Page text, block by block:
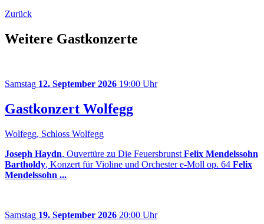
Zurück
Weitere Gastkonzerte
Samstag 12. September 2026 19:00 Uhr
Gastkonzert Wolfegg
Wolfegg, Schloss Wolfegg
Joseph Haydn, Ouvertüre zu Die Feuersbrunst Felix Mendelssohn
Bartholdy, Konzert für Violine und Orchester e-Moll op. 64 Felix
Mendelssohn ...
Samstag 19. September 2026 20:00 Uhr